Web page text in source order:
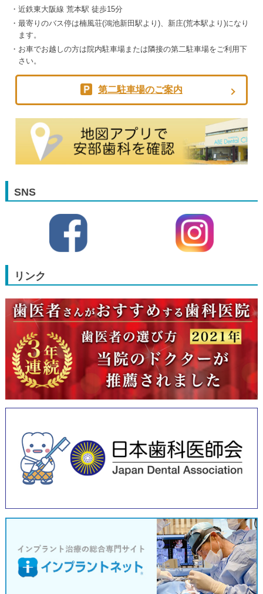
近鉄東大阪線 荒本駅 徒歩15分
最寄りのバス停は楠風荘(鴻池新田駅より)、新庄(荒本駅より)になり
ます。
お車でお越しの方は院内駐車場または隣接の第二駐車場をご利用下
さい。
第二駐車場のご案内
SNS
リンク